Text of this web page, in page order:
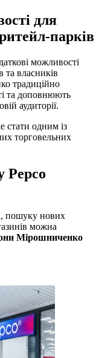
для
парків
можливості
та власників
традиційно
та доповнюють
аудиторії.
стати одним із
торговельних
Pepco
пошуку нових
можна
Мірошниченко